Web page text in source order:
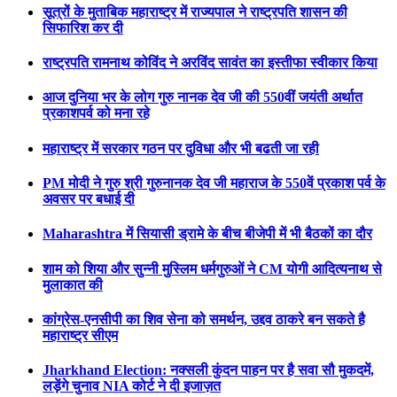
सूत्रों के मुताबिक महाराष्ट्र में राज्यपाल ने राष्ट्रपति शासन की
सिफारिश कर दी
राष्ट्रपति रामनाथ कोविंद ने अरविंद सावंत का इस्तीफा स्वीकार किया
आज दुनिया भर के लोग गुरु नानक देव जी की 550वीं जयंती अर्थात
प्रकाशपर्व को मना रहे
महाराष्ट्र में सरकार गठन पर दुविधा और भी बढती जा रही
PM मोदी ने गुरु श्री गुरुनानक देव जी महाराज के 550वें प्रकाश पर्व के
अवसर पर बधाई दी
Maharashtra में सियासी ड्रामे के बीच बीजेपी में भी बैठकों का दौर
शाम को शिया और सुन्नी मुस्लिम धर्मगुरुओं ने CM योगी आदित्यनाथ से
मुलाकात की
कांग्रेस-एनसीपी का शिव सेना को समर्थन, उद्दव ठाकरे बन सकते है
महाराष्ट्र सीएम
Jharkhand Election: नक्सली कुंदन पाहन पर है सवा सौ मुकदमें,
लड़ेंगे चुनाव NIA कोर्ट ने दी इजाज़त